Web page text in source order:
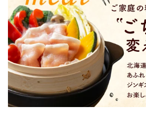
北海道米 ゆめぴりか 北
海道 羽幌町 ふるさと納
税
国産 安心 安全 お取り寄
せ ふるさと納税 北海道
羽幌町